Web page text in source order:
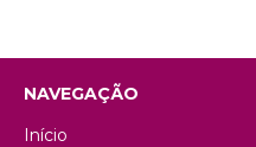
NAVEGAÇÃO
Início